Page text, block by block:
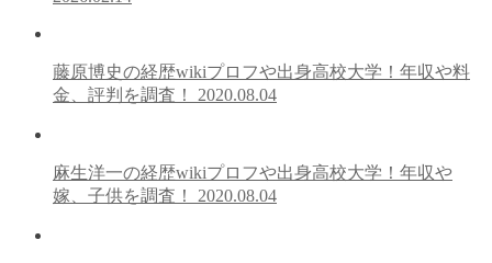
藤原博史の経歴wikiプロフや出身高校大学！年収や料
金、評判を調査！ 2020.08.04
麻生洋一の経歴wikiプロフや出身高校大学！年収や
嫁、子供を調査！ 2020.08.04